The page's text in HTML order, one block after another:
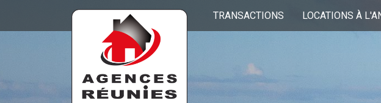
TRANSACTIONS LOCATIONS À